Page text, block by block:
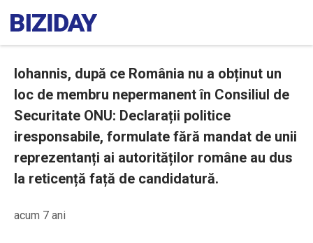
Iohannis, după ce România nu a obținut un
loc de membru nepermanent în Consiliul de
Securitate ONU: Declarații politice
iresponsabile, formulate fără mandat de unii
reprezentanți ai autorităților române au dus
la reticență față de candidatură.
acum 7 ani